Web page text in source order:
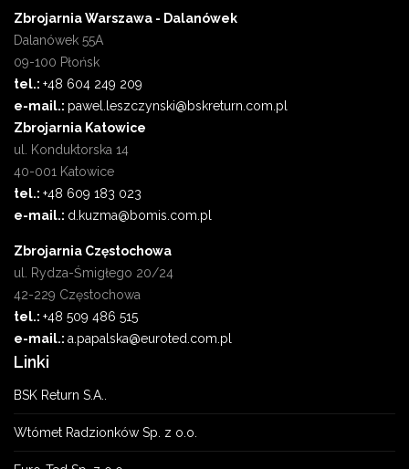
Zbrojarnia Warszawa - Dalanówek
Dalanówek 55A
09-100 Płońsk
tel.: +48 604 249 209
e-mail.: pawel.leszczynski@bskreturn.com.pl
Zbrojarnia Katowice
ul. Konduktorska 14
40-001 Katowice
tel.: +48 609 183 023
e-mail.: d.kuzma@bomis.com.pl
Zbrojarnia Częstochowa
ul. Rydza-Śmigłego 20/24
42-229 Częstochowa
tel.: +48 509 486 515
e-mail.: a.papalska@euroted.com.pl
Linki
BSK Return S.A..
Wtómet Radzionków Sp. z o.o.